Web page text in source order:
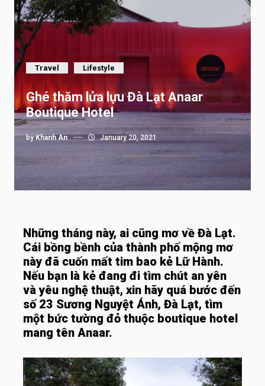
Travel Lifestyle
Ghé thăm lửa lựu Đà Lạt Anaar
Boutique Hotel
byKhanh An January 20, 2021
Những tháng này, ai cũng mơ về Đà Lạt.
Cái bồng bềnh của thành phố mộng mơ
này đã cuốn mất tim bao kẻ Lữ Hành.
Nếu bạn là kẻ đang đi tìm chút an yên
và yêu nghệ thuật, xin hãy quá bước đến
số 23 Sương Nguyệt Ánh, Đà Lạt, tìm
một bức tường đỏ thuộc boutique hotel
mang tên Anaar.